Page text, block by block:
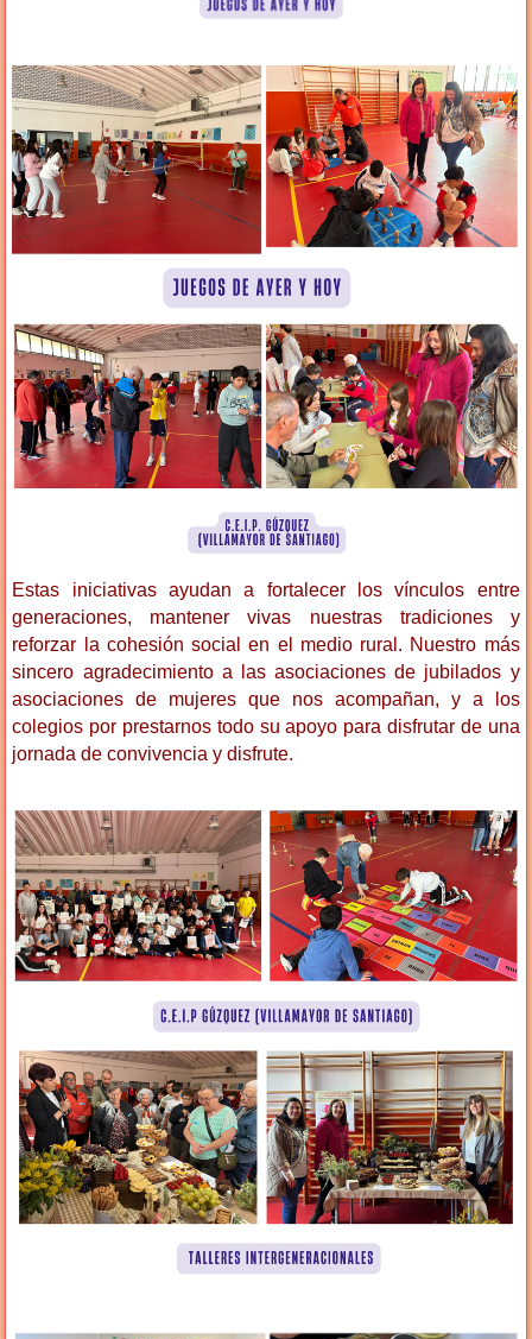
Estas iniciativas ayudan a fortalecer los vínculos entre
generaciones, mantener vivas nuestras tradiciones y
reforzar la cohesión social en el medio rural. Nuestro más
sincero agradecimiento a las asociaciones de jubilados y
asociaciones de mujeres que nos acompañan, y a los
colegios por prestarnos todo su apoyo para disfrutar de una
jornada de convivencia y disfrute.